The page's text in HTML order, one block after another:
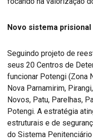
Novo sistema prisional
Seguindo projeto de
seus 20 Centros de
funcionar Potengi (Zona
Nova Parnamirim,
Novos, Patu, Parelhas,
Potengi. A estratégia
estruturais e de
do Sistema